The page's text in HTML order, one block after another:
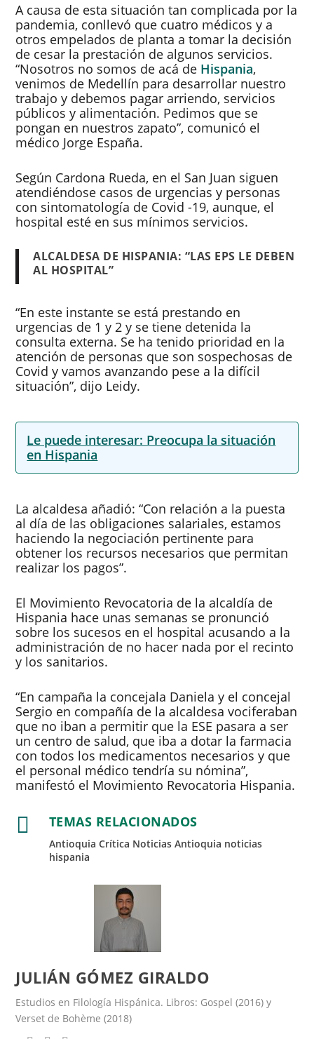
A causa de esta situación tan complicada por la
pandemia, conllevó que cuatro médicos y a
otros empelados de planta a tomar la decisión
de cesar la prestación de algunos servicios.
“Nosotros no somos de acá de Hispania,
venimos de Medellín para desarrollar nuestro
trabajo y debemos pagar arriendo, servicios
públicos y alimentación. Pedimos que se
pongan en nuestros zapato”, comunicó el
médico Jorge España.
Según Cardona Rueda, en el San Juan siguen
atendiéndose casos de urgencias y personas
con sintomatología de Covid -19, aunque, el
hospital esté en sus mínimos servicios.
ALCALDESA DE HISPANIA: “LAS EPS LE DEBEN
AL HOSPITAL”
“En este instante se está prestando en
urgencias de 1 y 2 y se tiene detenida la
consulta externa. Se ha tenido prioridad en la
atención de personas que son sospechosas de
Covid y vamos avanzando pese a la difícil
situación”, dijo Leidy.
Le puede interesar: Preocupa la situación
en Hispania
La alcaldesa añadió: “Con relación a la puesta
al día de las obligaciones salariales, estamos
haciendo la negociación pertinente para
obtener los recursos necesarios que permitan
realizar los pagos”.
El Movimiento Revocatoria de la alcaldía de
Hispania hace unas semanas se pronunció
sobre los sucesos en el hospital acusando a la
administración de no hacer nada por el recinto
y los sanitarios.
“En campaña la concejala Daniela y el concejal
Sergio en compañía de la alcaldesa vociferaban
que no iban a permitir que la ESE pasara a ser
un centro de salud, que iba a dotar la farmacia
con todos los medicamentos necesarios y que
el personal médico tendría su nómina”,
manifestó el Movimiento Revocatoria Hispania.
 TEMAS RELACIONADOS
Antioquia Crítica Noticias Antioquia noticias
hispania
JULIÁN GÓMEZ GIRALDO
Estudios en Filología Hispánica. Libros: Gospel (2016) y
Verset de Bohème (2018)